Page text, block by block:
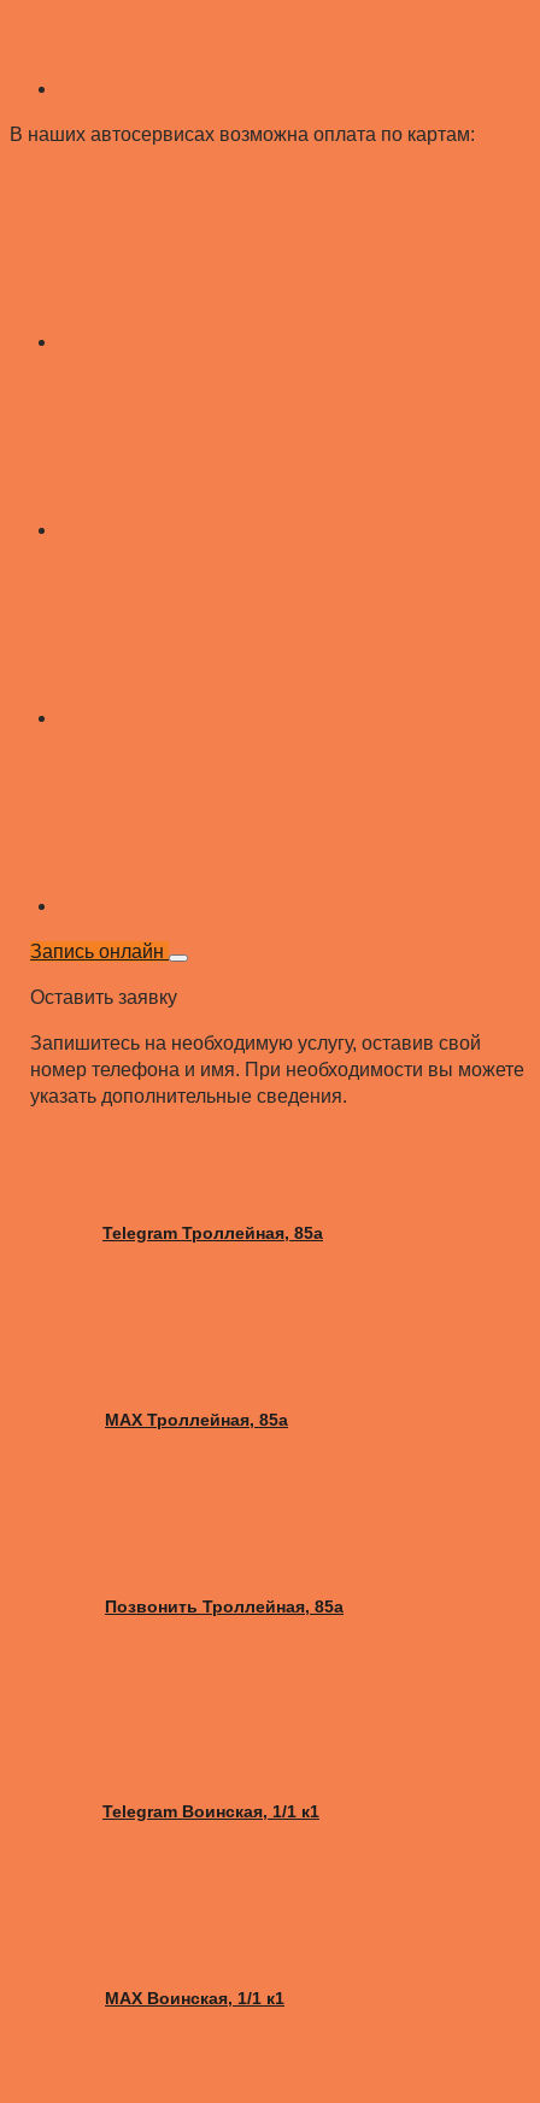
В наших автосервисах возможна оплата по картам:
Запись онлайн
Оставить заявку
Запишитесь на необходимую услугу, оставив свой
номер телефона и имя. При необходимости вы можете
указать дополнительные сведения.
Telegram Троллейная, 85а
MAX Троллейная, 85а
Позвонить Троллейная, 85а
Telegram Воинская, 1/1 к1
MAX Воинская, 1/1 к1